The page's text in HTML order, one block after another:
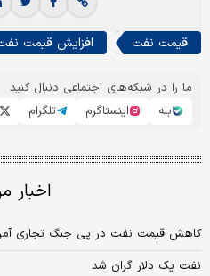
قیمت نفت افزایش قیمت
ما را در شبکه‌های اجتماعی دنبال کنید
بله
اینستاگرم تلگرام
اخبار
کاهش قیمت نفت در پی جنگ تجاری
نفت یک دلار گران شد